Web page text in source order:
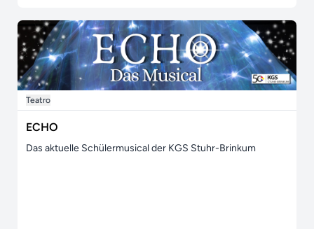
Teatro
ECHO
Das aktuelle Schülermusical der KGS Stuhr-Brinkum